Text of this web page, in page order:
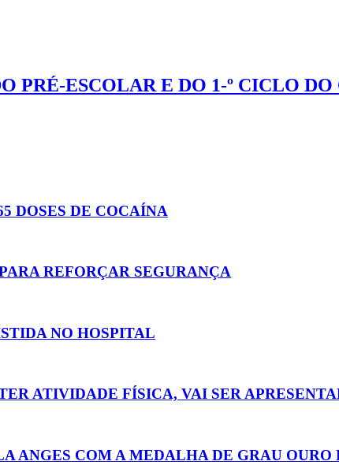
PRÉ-ESCOLAR E DO 1-º CICLO
DOSES DE COCAÍNA
REFORÇAR SEGURANÇA
NO HOSPITAL
ATIVIDADE FÍSICA, VAI SER
ANGES COM A MEDALHA DE GRAU OURO